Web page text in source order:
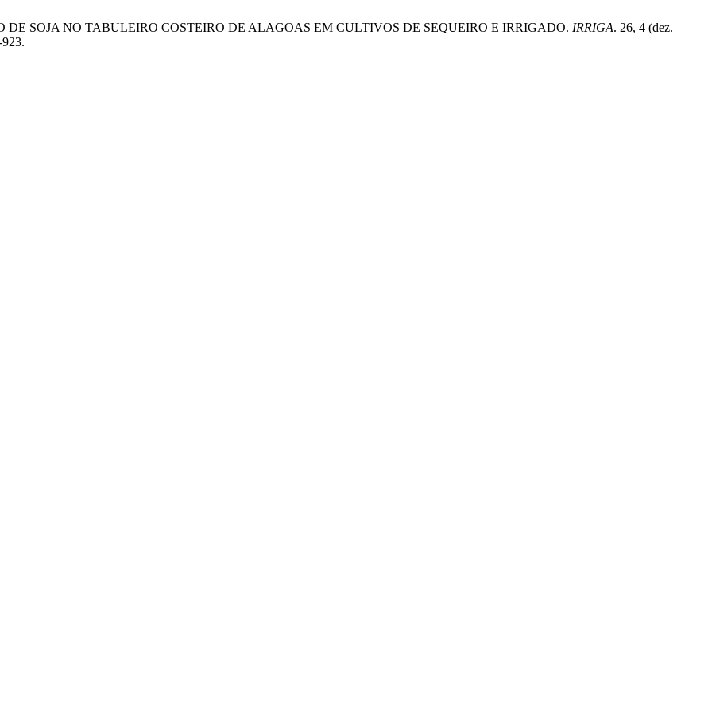
DE SOJA NO TABULEIRO COSTEIRO DE ALAGOAS EM CULTIVOS DE SEQUEIRO E IRRIGADO. IRRIGA. 26, 4 (dez.